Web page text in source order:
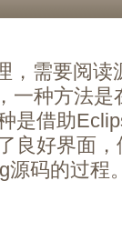
，需要阅
一种方法
是借助
良好界面
源码的过程